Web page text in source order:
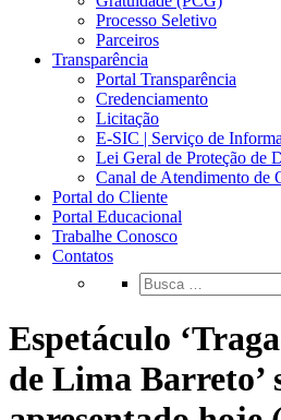
Processo Seletivo
Parceiros
Transparência
Portal Transparência
Credenciamento
Licitação
E-SIC | Serviço de
Lei Geral de Proteção de
Canal de Atendimento de
Portal do Cliente
Portal Educacional
Trabalhe Conosco
Contatos
Espetáculo
de Lima Barreto’